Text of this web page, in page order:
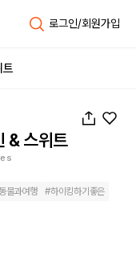
로그인/회원가입
& 스위트
물과여행 #하이킹하기좋은